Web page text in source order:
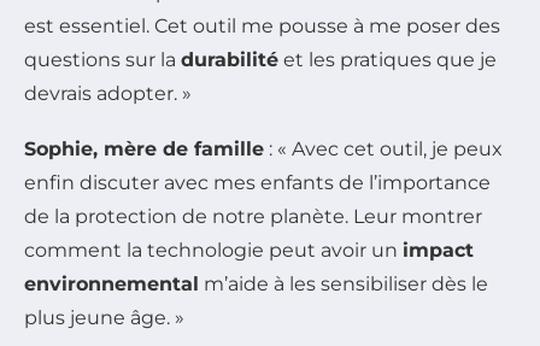
est essentiel. Cet outil me pousse à me poser des
questions sur la durabilité et les pratiques que je
devrais adopter. »
Sophie, mère de famille : « Avec cet outil, je peux
enfin discuter avec mes enfants de l’importance
de la protection de notre planète. Leur montrer
comment la technologie peut avoir un impact
environnemental m’aide à les sensibiliser dès le
plus jeune âge. »